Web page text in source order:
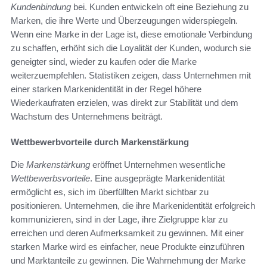
Kundenbindung bei. Kunden entwickeln oft eine Beziehung zu
Marken, die ihre Werte und Überzeugungen widerspiegeln.
Wenn eine Marke in der Lage ist, diese emotionale Verbindung
zu schaffen, erhöht sich die Loyalität der Kunden, wodurch sie
geneigter sind, wieder zu kaufen oder die Marke
weiterzuempfehlen. Statistiken zeigen, dass Unternehmen mit
einer starken Markenidentität in der Regel höhere
Wiederkaufraten erzielen, was direkt zur Stabilität und dem
Wachstum des Unternehmens beiträgt.
Wettbewerbvorteile durch Markenstärkung
Die Markenstärkung eröffnet Unternehmen wesentliche
Wettbewerbsvorteile. Eine ausgeprägte Markenidentität
ermöglicht es, sich im überfüllten Markt sichtbar zu
positionieren. Unternehmen, die ihre Markenidentität erfolgreich
kommunizieren, sind in der Lage, ihre Zielgruppe klar zu
erreichen und deren Aufmerksamkeit zu gewinnen. Mit einer
starken Marke wird es einfacher, neue Produkte einzuführen
und Marktanteile zu gewinnen. Die Wahrnehmung der Marke